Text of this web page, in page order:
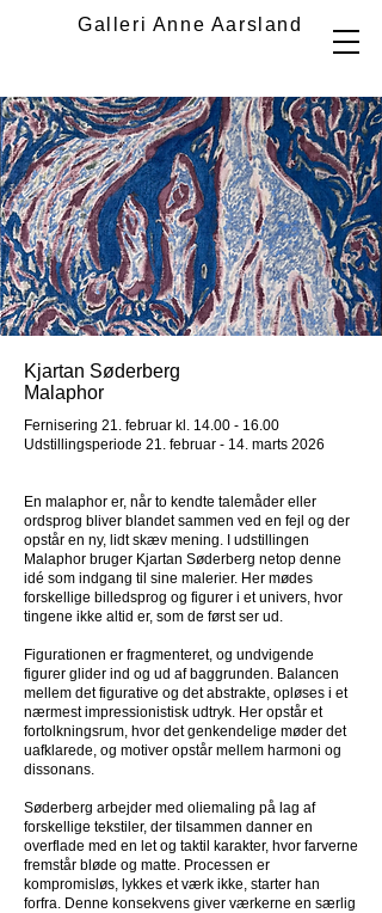
Galleri Anne Aarsland
Kjartan Søderberg
Malaphor
Fernisering 21. februar kl. 14.00 - 16.00
Udstillingsperiode 21. februar - 14. marts 2026
En malaphor er, når to kendte talemåder eller
ordsprog bliver blandet sammen ved en fejl og der
opstår en ny, lidt skæv mening. I udstillingen
Malaphor bruger Kjartan Søderberg netop denne
idé som indgang til sine malerier. Her mødes
forskellige billedsprog og figurer i et univers, hvor
tingene ikke altid er, som de først ser ud.
Figurationen er fragmenteret, og undvigende
figurer glider ind og ud af baggrunden. Balancen
mellem det figurative og det abstrakte, opløses i et
nærmest impressionistisk udtryk. Her opstår et
fortolkningsrum, hvor det genkendelige møder det
uafklarede, og motiver opstår mellem harmoni og
dissonans.
Søderberg arbejder med oliemaling på lag af
forskellige tekstiler, der tilsammen danner en
overflade med en let og taktil karakter, hvor farverne
fremstår bløde og matte. Processen er
kompromisløs, lykkes et værk ikke, starter han
forfra. Denne konsekvens giver værkerne en særlig